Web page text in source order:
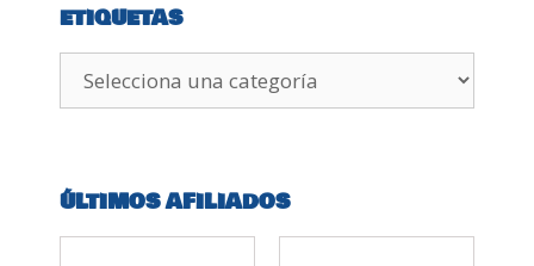
ETIQUETAS
ÚLTIMOS AFILIADOS